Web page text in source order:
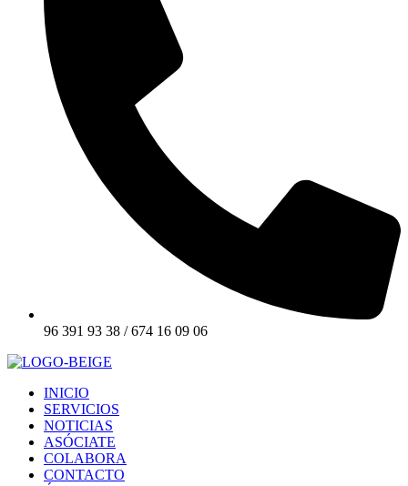
96 391 93 38 / 674 16 09 06
INICIO
SERVICIOS
NOTICIAS
ASÓCIATE
COLABORA
CONTACTO